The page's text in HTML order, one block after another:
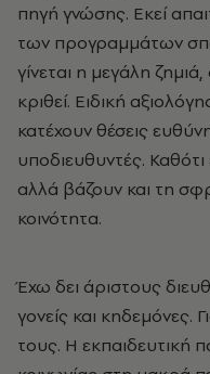
πηγή γνώσης. Εκεί
των προγραμμάτων
γίνεται η μεγάλη
κριθεί. Ειδική
κατέχουν θέσεις
υποδιευθυντές. Καθότι
αλλά βάζουν και τη
κοινότητα.
Έχω δει άριστους
γονείς και κηδεμόνες.
τους. Η εκπαιδευτική